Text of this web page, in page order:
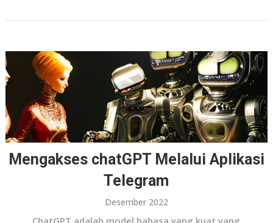
Mengakses chatGPT Melalui Aplikasi
Telegram
Desember 2022
ChatGPT adalah model bahasa yang kuat yang